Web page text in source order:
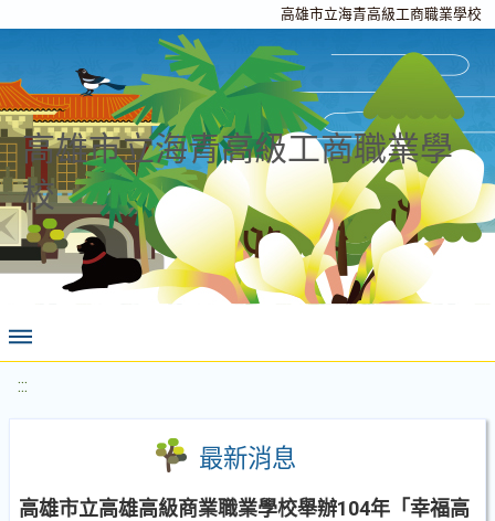
高雄市立海青高級工商職業學校
高雄市立海青高級工商職業學
校
:::
最新消息
高雄市立高雄高級商業職業學校舉辦104年「幸福高